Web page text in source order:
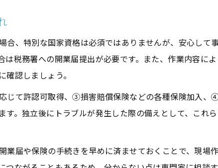
合、特別な国家資格は必須ではありませんが、安心して
税務署への開業届提出が必要です。また、作業内容に
認しましょう。
て許認可取得、③損害賠償保険などの各種保険加入、
。独立後にトラブルが発生した際の備えとして、これ
業届や保険の手続きを早めに済ませておくことで、現場